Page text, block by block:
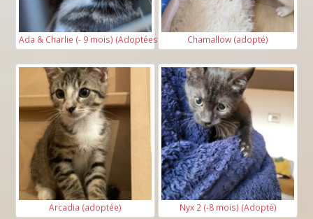
Ada & Charlie (- 9 mois) (Adoptées) Chamallow (adopté)
Arcadia (adoptée) Nyx 2 (-8 mois) (Adopté)